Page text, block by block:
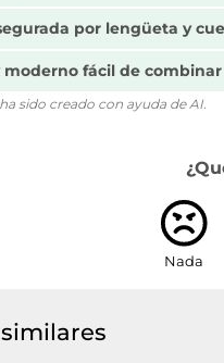
por lengüeta y
moderno fácil de combinar
sido creado con ayuda de AI.
Nada